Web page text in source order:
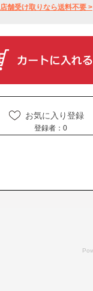
店舗受け取りなら送料不要 >
お気に入り登録
登録者： 0